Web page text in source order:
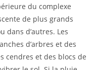
du complexe
de plus grands
dans d’autres. Les
d’arbres et des
cendres et des blocs de